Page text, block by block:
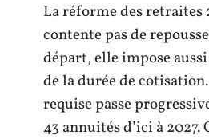
La réforme des retraites
contente pas de
départ, elle impose
de la durée de
requise passe
43 annuités d’ici à 2027.